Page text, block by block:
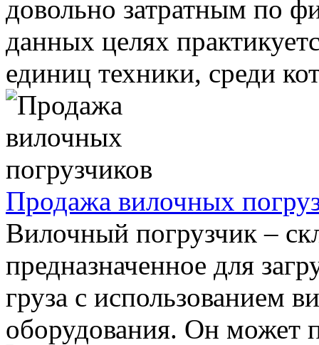
довольно затратным по
данных целях
единиц техники, среди
Продажа вилочных
Вилочный погрузчик –
предназначенное для
груза с использованием
оборудования. Он может